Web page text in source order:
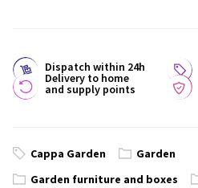
Dispatch within 24h
Delivery to home
and supply points
Cappa Garden
Garden
Garden furniture and boxes